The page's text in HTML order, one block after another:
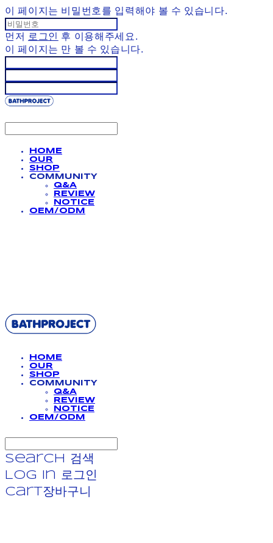
이 페이지는 비밀번호를 입력해야 볼 수 있습니다.
먼저 로그인 후 이용해주세요.
이 페이지는 만 볼 수 있습니다.
HOME
OUR
SHOP
COMMUNITY
Q&A
REVIEW
NOTICE
OEM/ODM
HOME
OUR
SHOP
COMMUNITY
Q&A
REVIEW
NOTICE
OEM/ODM
Search
검색
Log In
로그인
Cart장바구니